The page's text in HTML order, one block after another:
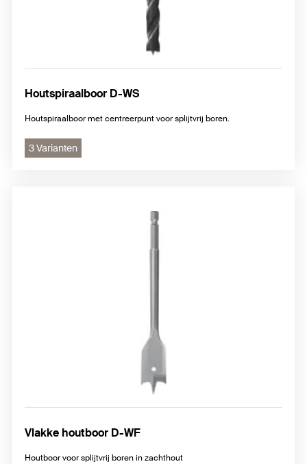
Houtspiraalboor D-WS
Houtspiraalboor met centreerpunt voor splijtvrij boren.
3 Varianten
Vlakke houtboor D-WF
Houtboor voor splijtvrij boren in zachthout